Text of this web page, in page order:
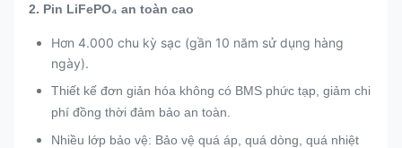
2. Pin LiFePO₄ an toàn cao
Hơn 4.000 chu kỳ sạc (gần 10 năm sử dụng hàng
ngày).
Thiết kế đơn giản hóa không có BMS phức tạp, giảm chi
phí đồng thời đảm bảo an toàn.
Nhiều lớp bảo vệ: Bảo vệ quá áp, quá dòng, quá nhiệt